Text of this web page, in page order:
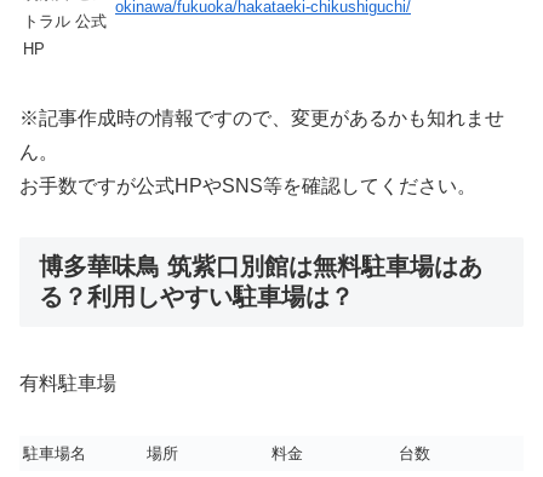
トラル 公式
HP
okinawa/fukuoka/hakataeki-chikushiguchi/
※記事作成時の情報ですので、変更があるかも知れませ
ん。
お手数ですが公式HPやSNS等を確認してください。
博多華味鳥 筑紫口別館は無料駐車場はあ
る？利用しやすい駐車場は？
有料駐車場
駐車場名 場所 料金 台数